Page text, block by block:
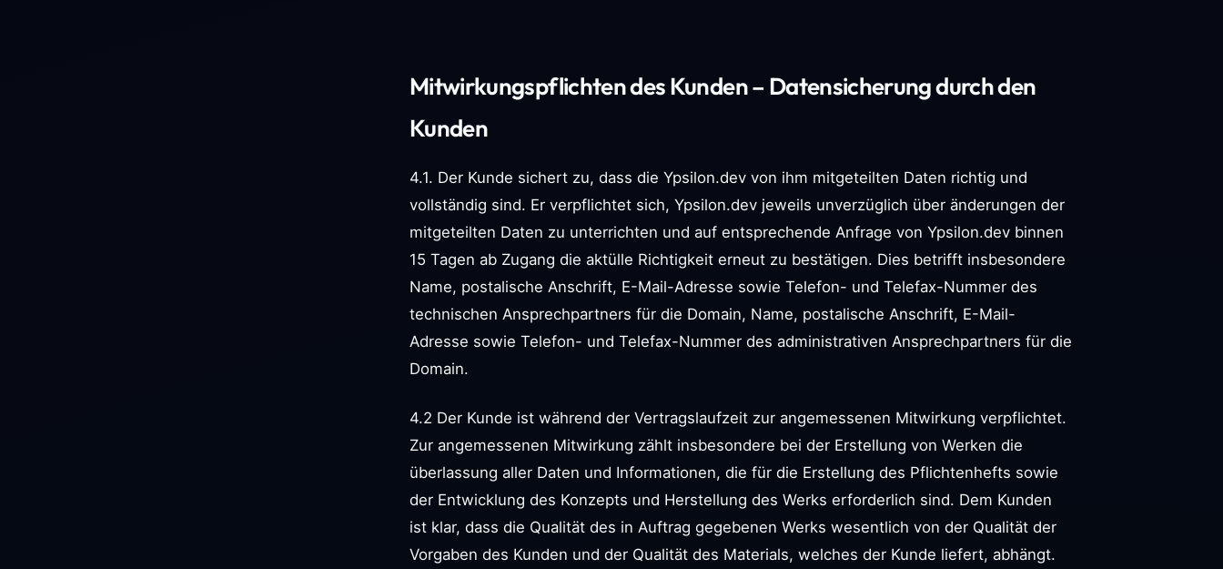
Mitwirkungspflichten des Kunden – Datensicherung durch den
Kunden
4.1. Der Kunde sichert zu, dass die Ypsilon.dev von ihm mitgeteilten Daten richtig und
vollständig sind. Er verpflichtet sich, Ypsilon.dev jeweils unverzüglich über änderungen der
mitgeteilten Daten zu unterrichten und auf entsprechende Anfrage von Ypsilon.dev binnen
15 Tagen ab Zugang die aktülle Richtigkeit erneut zu bestätigen. Dies betrifft insbesondere
Name, postalische Anschrift, E-Mail-Adresse sowie Telefon- und Telefax-Nummer des
technischen Ansprechpartners für die Domain, Name, postalische Anschrift, E-Mail-
Adresse sowie Telefon- und Telefax-Nummer des administrativen Ansprechpartners für die
Domain.
4.2 Der Kunde ist während der Vertragslaufzeit zur angemessenen Mitwirkung verpflichtet.
Zur angemessenen Mitwirkung zählt insbesondere bei der Erstellung von Werken die
überlassung aller Daten und Informationen, die für die Erstellung des Pflichtenhefts sowie
der Entwicklung des Konzepts und Herstellung des Werks erforderlich sind. Dem Kunden
ist klar, dass die Qualität des in Auftrag gegebenen Werks wesentlich von der Qualität der
Vorgaben des Kunden und der Qualität des Materials, welches der Kunde liefert, abhängt.